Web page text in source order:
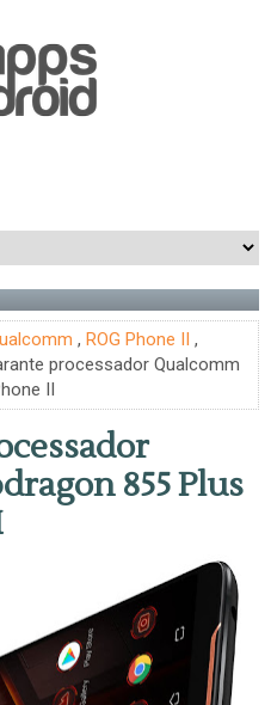
, ROG Phone II ,
processador Qualcomm
II
855 Plus